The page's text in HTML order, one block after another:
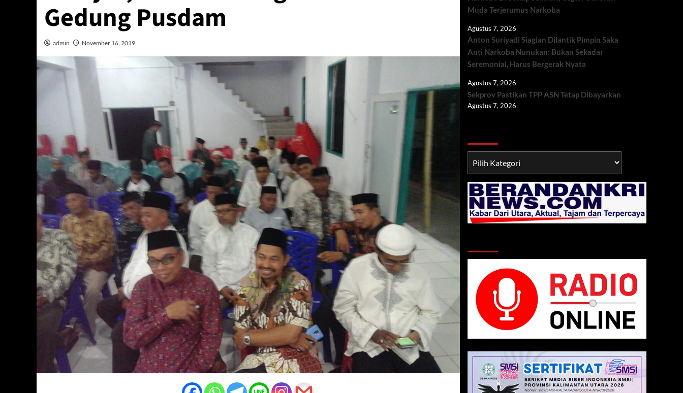
Gedung Pusdam
admin November 16, 2019
Muda Terjerumus Narkoba
Agustus 7, 2026
Anton Suriyadi Siagian Dilantik Pimpin Saka
Anti Narkoba Nunukan: Bukan Sekadar
Seremonial, Harus Bergerak Nyata
Agustus 7, 2026
Sekprov Pastikan TPP ASN Tetap Dibayarkan
Agustus 7, 2026
TNI/POLRI